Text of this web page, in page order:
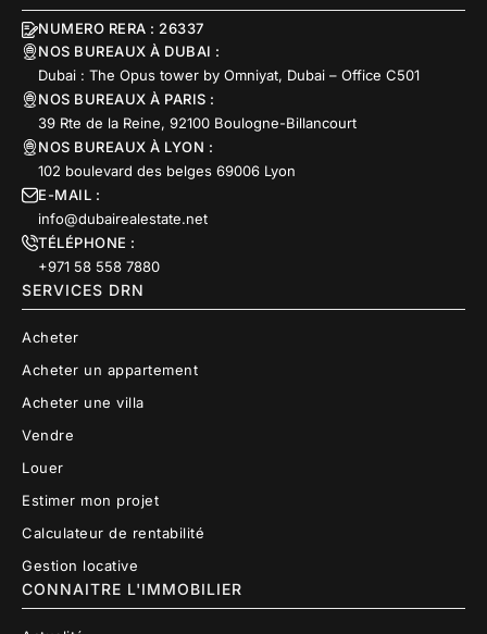
NUMERO RERA : 26337
NOS BUREAUX À DUBAI :
Dubai : The Opus tower by Omniyat, Dubai – Office C501
NOS BUREAUX À PARIS :
39 Rte de la Reine, 92100 Boulogne-Billancourt
NOS BUREAUX À LYON :
102 boulevard des belges 69006 Lyon
E-MAIL :
info@dubairealestate.net
TÉLÉPHONE :
+971 58 558 7880
SERVICES DRN
Acheter
Acheter un appartement
Acheter une villa
Vendre
Louer
Estimer mon projet
Calculateur de rentabilité
Gestion locative
CONNAITRE L'IMMOBILIER